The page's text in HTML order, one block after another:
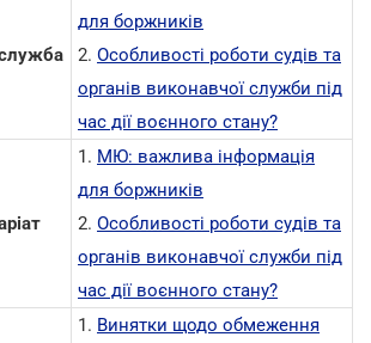
для боржників
2. Особливості роботи судів та
органів виконавчої служби під
час дії воєнного стану?
1. МЮ: важлива інформація
для боржників
2. Особливості роботи судів та
органів виконавчої служби під
час дії воєнного стану?
1. Винятки щодо обмеження